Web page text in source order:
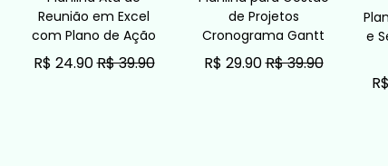
Reunião em Excel
com Plano de Ação
R$ 24.90R$ 39.90
de Projetos
Cronograma Gantt
R$ 29.90R$ 39.90
e